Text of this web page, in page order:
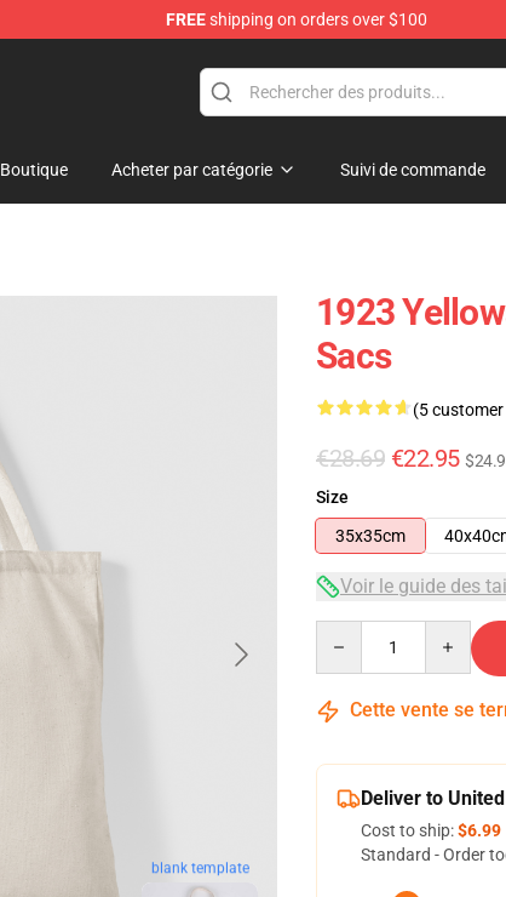
FREEshipping on orders over $100
Boutique Acheter par catégorie Suivi de commande
blank template
1923
Sacs
(5
€28.69 €22.95
Size
35x35cm
Voir le guide des
Cette vente se
Deliver to
Cost to ship:$6.99
Standard - Order